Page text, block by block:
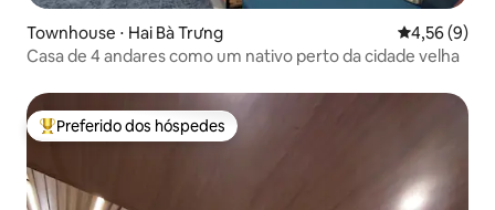
Townhouse ⋅ Hai Bà Trưng 4,56 de uma
4,56 (9)
Casa de 4 andares como um nativo perto da cidade velha
Entre os melhores preferidos dos hóspedes
Preferido dos hóspedes